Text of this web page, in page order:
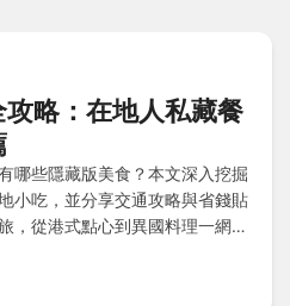
略：在地人私藏餐
哪些隱藏版美食？本文深入挖掘
小吃，並分享交通攻略與省錢貼
，從港式點心到異國料理一網打